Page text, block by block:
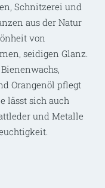
Schnitzerei und
aus der Natur
von
seidigen Glanz.
Orangenöl pflegt
lässt sich auch
und Metalle